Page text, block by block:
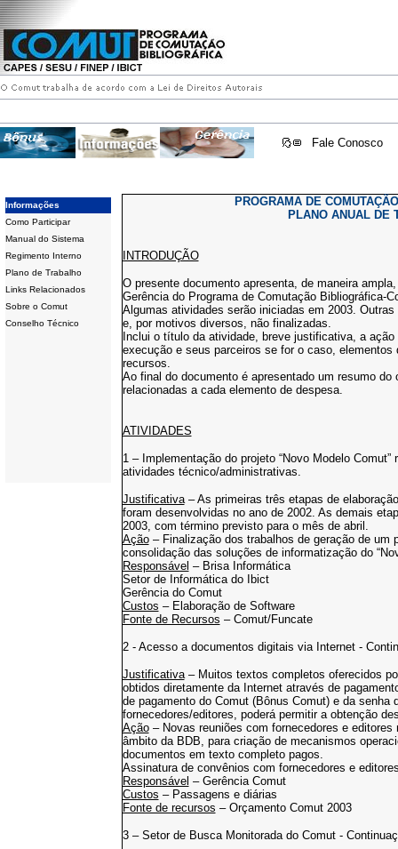
Fale Conosco
Informações
Como Participar
Manual do Sistema
Regimento Interno
Plano de Trabalho
Links Relacionados
Sobre o Comut
Conselho Técnico
PROGRAMA DE
PLANO ANUAL DE
INTRODUÇÃO
O presente documento apresenta, de maneira
Gerência do Programa de Comutação Bibliográfica-
Algumas atividades serão iniciadas em 2003.
e, por motivos diversos, não finalizadas.
Inclui o título da atividade, breve justificativa, a
execução e seus parceiros se for o caso,
recursos.
Ao final do documento é apresentado um resumo
relacionadas a cada elemento de despesa.
ATIVIDADES
1 – Implementação do projeto “Novo Modelo
atividades técnico/administrativas.
Justificativa– As primeiras três etapas de
foram desenvolvidas no ano de 2002. As demais
2003, com término previsto para o mês de abril.
Ação– Finalização dos trabalhos de geração de um
consolidação das soluções de informatização do
Responsável – Brisa Informática
Setor de Informática do Ibict
Gerência do Comut
Custos – Elaboração de Software
Fonte de Recursos – Comut/Funcate
2 - Acesso a documentos digitais via Internet -
Justificativa– Muitos textos completos oferecidos
obtidos diretamente da Internet através de
de pagamento do Comut (Bônus Comut) e da senha
fornecedores/editores, poderá permitir a obtenção
Ação– Novas reuniões com fornecedores e
âmbito da BDB, para criação de mecanismos
documentos em texto completo pagos.
Assinatura de convênios com fornecedores e
Responsável – Gerência Comut
Custos – Passagens e diárias
Fonte de recursos – Orçamento Comut 2003
3 – Setor de Busca Monitorada do Comut -